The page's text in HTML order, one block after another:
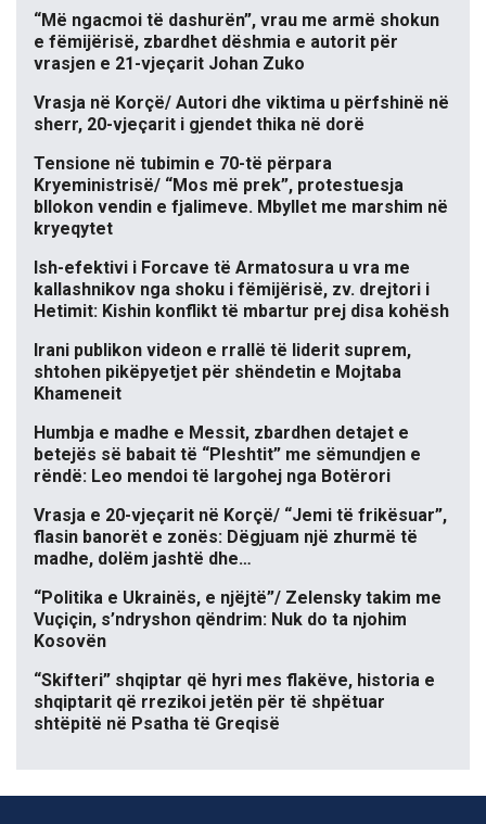
“Më ngacmoi të dashurën”, vrau me armë shokun
e fëmijërisë, zbardhet dëshmia e autorit për
vrasjen e 21-vjeçarit Johan Zuko
Vrasja në Korçë/ Autori dhe viktima u përfshinë në
sherr, 20-vjeçarit i gjendet thika në dorë
Tensione në tubimin e 70-të përpara
Kryeministrisë/ “Mos më prek”, protestuesja
bllokon vendin e fjalimeve. Mbyllet me marshim në
kryeqytet
Ish-efektivi i Forcave të Armatosura u vra me
kallashnikov nga shoku i fëmijërisë, zv. drejtori i
Hetimit: Kishin konflikt të mbartur prej disa kohësh
Irani publikon videon e rrallë të liderit suprem,
shtohen pikëpyetjet për shëndetin e Mojtaba
Khameneit
Humbja e madhe e Messit, zbardhen detajet e
betejës së babait të “Pleshtit” me sëmundjen e
rëndë: Leo mendoi të largohej nga Botërori
Vrasja e 20-vjeçarit në Korçë/ “Jemi të frikësuar”,
flasin banorët e zonës: Dëgjuam një zhurmë të
madhe, dolëm jashtë dhe…
“Politika e Ukrainës, e njëjtë”/ Zelensky takim me
Vuçiçin, s’ndryshon qëndrim: Nuk do ta njohim
Kosovën
“Skifteri” shqiptar që hyri mes flakëve, historia e
shqiptarit që rrezikoi jetën për të shpëtuar
shtëpitë në Psatha të Greqisë